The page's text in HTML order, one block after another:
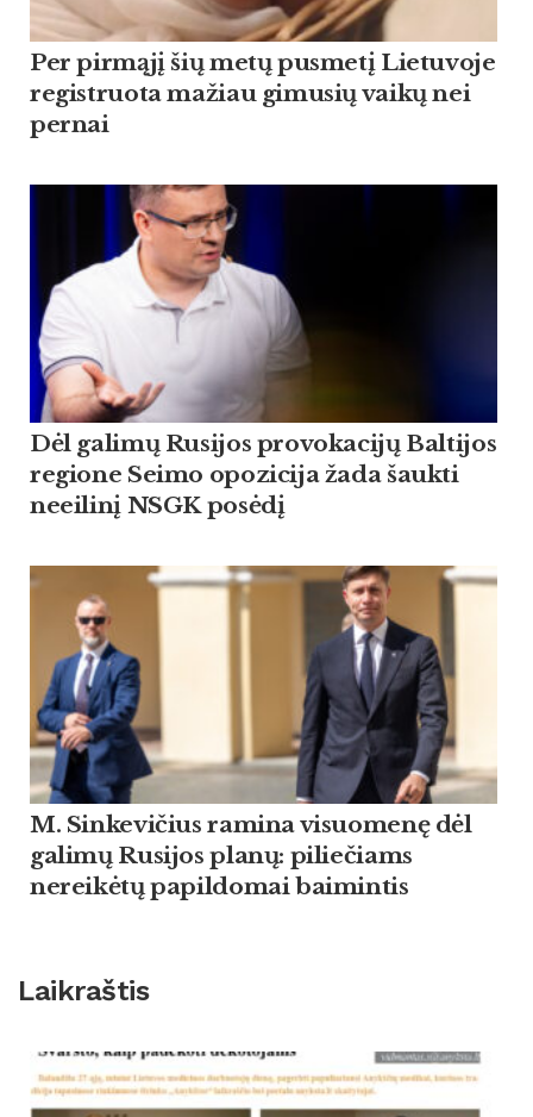
Per pirmąjį šių metų pusmetį Lietuvoje
registruota mažiau gimusių vaikų nei
pernai
Dėl galimų Rusijos provokacijų Baltijos
regione Seimo opozicija žada šaukti
neeilinį NSGK posėdį
M. Sinkevičius ramina visuomenę dėl
galimų Rusijos planų: piliečiams
nereikėtų papildomai baimintis
Laikraštis